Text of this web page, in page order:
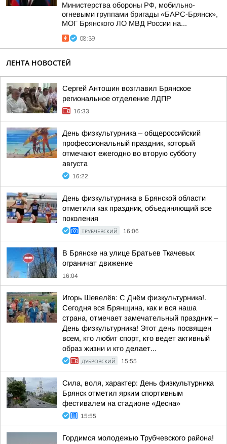
Министерства обороны РФ, мобильно-
огневыми группами бригады «БАРС-Брянск»,
МОГ Брянского ЛО МВД России на...
08:39
ЛЕНТА НОВОСТЕЙ
Сергей Антошин возглавил Брянское
региональное отделение ЛДПР
16:33
День физкультурника – общероссийский
профессиональный праздник, который
отмечают ежегодно во вторую субботу
августа
16:22
День физкультурника в Брянской области
отметили как праздник, объединяющий все
поколения
ТРУБЧЕВСКИЙ 16:06
В Брянске на улице Братьев Ткачевых
ограничат движение
16:04
Игорь Шевелёв: С Днём физкультурника!.
Сегодня вся Брянщина, как и вся наша
страна, отмечает замечательный праздник –
День физкультурника! Этот день посвящен
всем, кто любит спорт, кто ведет активный
образ жизни и кто делает...
ДУБРОВСКИЙ 15:55
Сила, воля, характер: День физкультурника
Брянск отметил ярким спортивным
фестивалем на стадионе «Десна»
15:55
Гордимся молодежью Трубчевского района!